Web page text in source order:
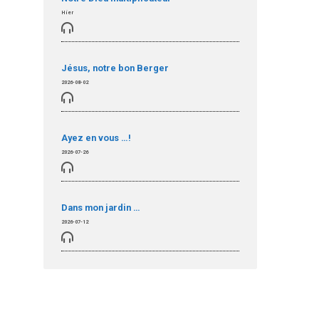
Hier
Jésus, notre bon Berger
2026-08-02
Ayez en vous …!
2026-07-26
Dans mon jardin …
2026-07-12